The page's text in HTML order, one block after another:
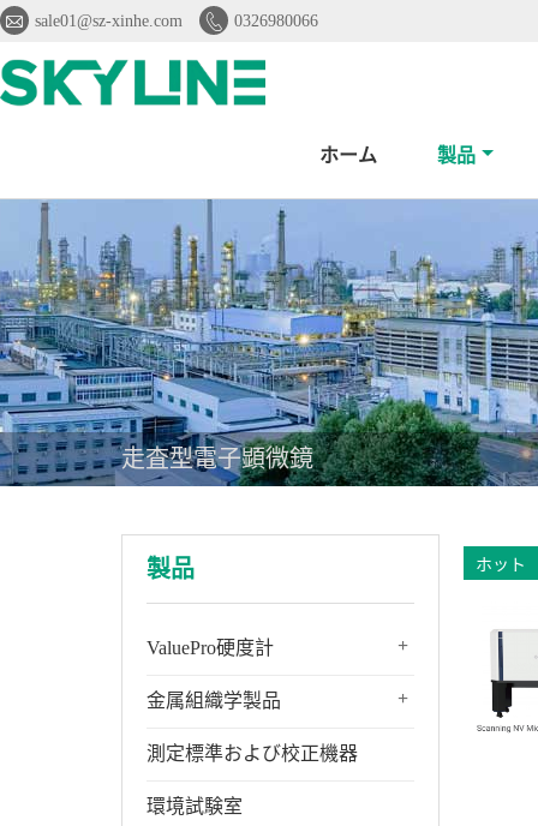
 sale01@sz-xinhe.com  0326980066
ホーム 製品
走査型電子顕微鏡
製品
+
ValuePro硬度計
+
金属組織学製品
測定標準および校正機器
環境試験室
ホット